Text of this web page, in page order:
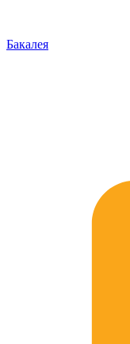
Бакалея